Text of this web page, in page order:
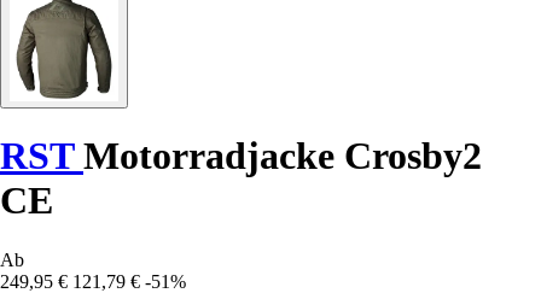
RSTMotorradjacke Crosby2
CE
Ab
249,95 € 121,79 € -51%